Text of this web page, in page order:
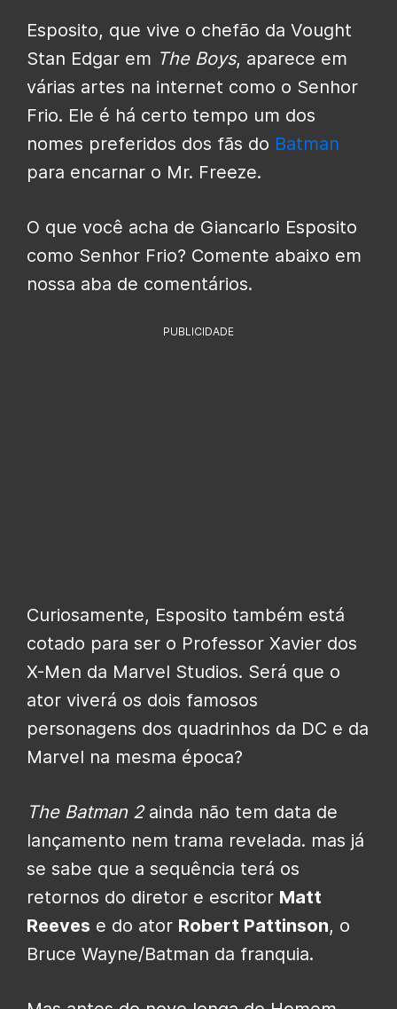
Esposito, que vive o chefão da Vought
Stan Edgar em The Boys, aparece em
várias artes na internet como o Senhor
Frio. Ele é há certo tempo um dos
nomes preferidos dos fãs do Batman
para encarnar o Mr. Freeze.
O que você acha de Giancarlo Esposito
como Senhor Frio? Comente abaixo em
nossa aba de comentários.
PUBLICIDADE
Curiosamente, Esposito também está
cotado para ser o Professor Xavier dos
X-Men da Marvel Studios. Será que o
ator viverá os dois famosos
personagens dos quadrinhos da DC e da
Marvel na mesma época?
The Batman 2ainda não tem data de
lançamento nem trama revelada. mas já
se sabe que a sequência terá os
retornos do diretor e escritor Matt
Reeves e do ator Robert Pattinson, o
Bruce Wayne/Batman da franquia.